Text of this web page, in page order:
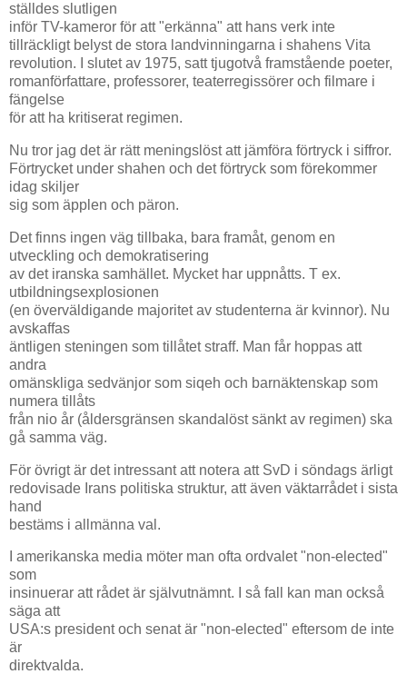
ställdes slutligen
inför TV-kameror för att "erkänna" att hans verk inte
tillräckligt belyst de stora landvinningarna i shahens Vita
revolution. I slutet av 1975, satt tjugotvå framstående poeter,
romanförfattare, professorer, teaterregissörer och filmare i
fängelse
för att ha kritiserat regimen.
Nu tror jag det är rätt meningslöst att jämföra förtryck i siffror.
Förtrycket under shahen och det förtryck som förekommer
idag skiljer
sig som äpplen och päron.
Det finns ingen väg tillbaka, bara framåt, genom en
utveckling och demokratisering
av det iranska samhället. Mycket har uppnåtts. T ex.
utbildningsexplosionen
(en överväldigande majoritet av studenterna är kvinnor). Nu
avskaffas
äntligen steningen som tillåtet straff. Man får hoppas att
andra
omänskliga sedvänjor som siqeh och barnäktenskap som
numera tillåts
från nio år (åldersgränsen skandalöst sänkt av regimen) ska
gå samma väg.
För övrigt är det intressant att notera att SvD i söndags ärligt
redovisade Irans politiska struktur, att även väktarrådet i sista
hand
bestäms i allmänna val.
I amerikanska media möter man ofta ordvalet "non-elected"
som
insinuerar att rådet är självutnämnt. I så fall kan man också
säga att
USA:s president och senat är "non-elected" eftersom de inte
är
direktvalda.